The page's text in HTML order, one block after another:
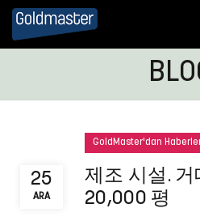
25
ARA
GoldMaster'dan
제조 시설.
20,000 평